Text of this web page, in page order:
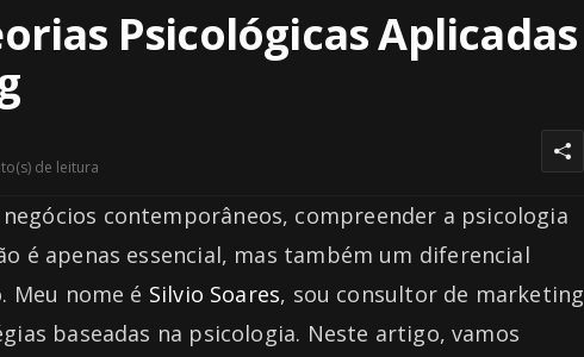
Psicológicas Aplicadas
de leitura
contemporâneos, compreender a psicologia
é apenas essencial, mas também um diferencial
nome é Silvio Soares, sou consultor de marketing
baseadas na psicologia. Neste artigo, vamos